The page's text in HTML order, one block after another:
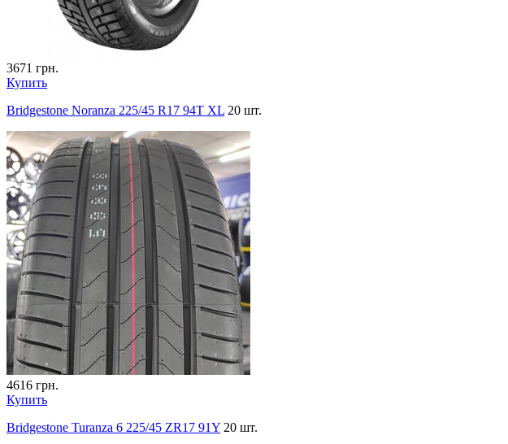
3671 грн.
Купить
Bridgestone Noranza 225/45 R17 94T XL 20 шт.
4616 грн.
Купить
Bridgestone Turanza 6 225/45 ZR17 91Y 20 шт.